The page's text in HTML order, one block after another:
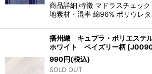
商品詳細 特徴 マドラスチェッ
地素材・混率 綿96% ポリウレ
播州織 キュプラ・ポリエステ
ホワイト ペイズリー柄 [
990円(税込)
SOLD OUT